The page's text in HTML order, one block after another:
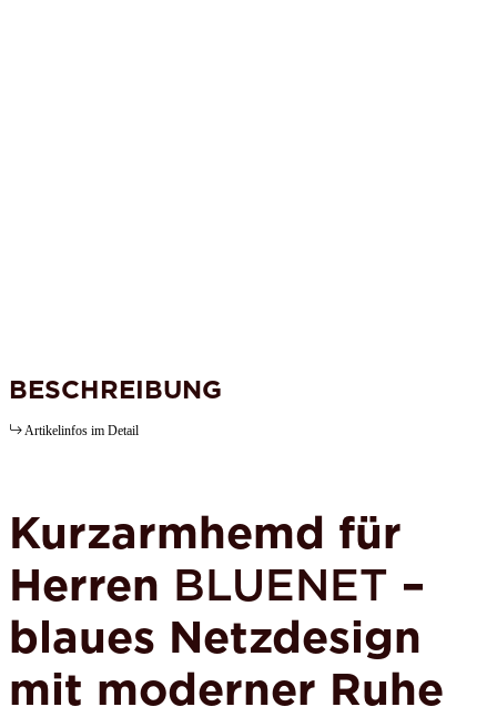
BESCHREIBUNG
Artikelinfos im Detail
Kurzarmhemd für
Herren BLUENET –
blaues Netzdesign
mit moderner Ruhe